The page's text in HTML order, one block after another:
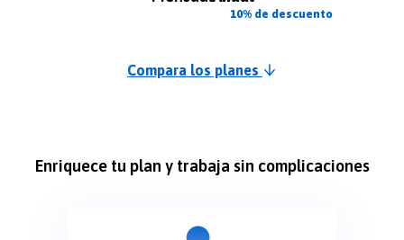
10% de descuento
Compara los planes
Enriquece tu plan y trabaja sin complicaciones